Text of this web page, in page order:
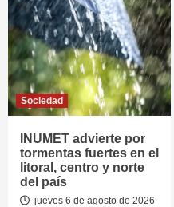
Sociedad
INUMET advierte por
tormentas fuertes en el
litoral, centro y norte
del país
jueves 6 de agosto de 2026